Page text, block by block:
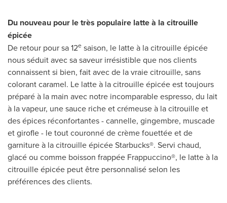
Du nouveau pour le très populaire latte à la citrouille
épicée
De retour pour sa 12e saison, le latte à la citrouille épicée
nous séduit avec sa saveur irrésistible que nos clients
connaissent si bien, fait avec de la vraie citrouille, sans
colorant caramel. Le latte à la citrouille épicée est toujours
préparé à la main avec notre incomparable espresso, du lait
à la vapeur, une sauce riche et crémeuse à la citrouille et
des épices réconfortantes - cannelle, gingembre, muscade
et girofle - le tout couronné de crème fouettée et de
garniture à la citrouille épicée Starbucks®. Servi chaud,
glacé ou comme boisson frappée Frappuccino®, le latte à la
citrouille épicée peut être personnalisé selon les
préférences des clients.